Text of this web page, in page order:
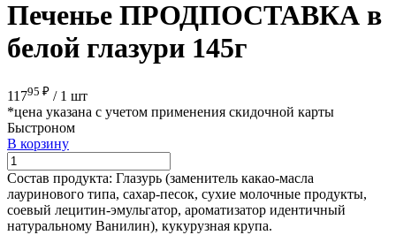
Печенье ПРОДПОСТАВКА в
белой глазури 145г
11795 ₽ / 1 шт
*цена указана с учетом применения скидочной карты
Быстроном
В корзину
Состав продукта: Глазурь (заменитель какао-масла
лауринового типа, сахар-песок, сухие молочные продукты,
соевый лецитин-эмульгатор, ароматизатор идентичный
натуральному Ванилин), кукурузная крупа.